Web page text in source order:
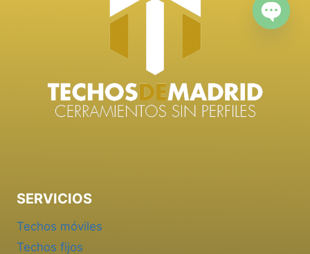
SERVICIOS
Techos móviles
Techos fijos